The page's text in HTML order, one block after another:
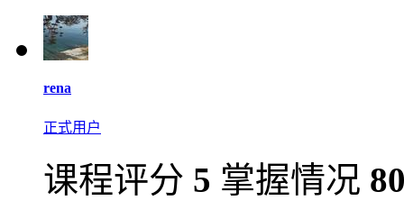
rena
正式用户
课程评分 5 掌握情况